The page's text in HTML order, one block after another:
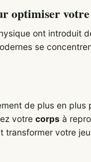
optimiser
ont introduit
se
de plus en plus
votre corps à
transformer votre